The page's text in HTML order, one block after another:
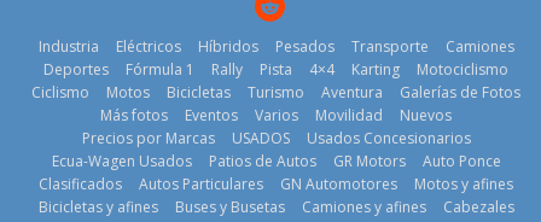
BMW, Toyota,
Bosch y
La Vuelta al
Ecuador 2026,
edición 47ª,
recorre 7
¿Qué puede
pasar con tu
vehículo si
Industria Eléctricos Híbridos Pesados Transporte
Camiones
Deportes
Fórmula 1 Rally Pista 4×4 Karting
Motociclismo
Ciclismo
Motos Bicicletas Turismo Aventura
Galerías de Fotos
Más fotos
Eventos Varios Movilidad
Nuevos
Precios por Marcas
USADOS
Usados Concesionarios
Ecua-Wagen Usados
Patios de Autos GR Motors
Auto Ponce
Clasificados
Autos Particulares GN Automotores
Motos y afines
Bicicletas y afines
Buses y Busetas Camiones y afines
Cabezales